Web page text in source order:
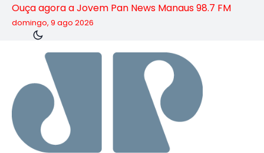
Ouça agora a Jovem Pan News Manaus 98.7 FM
domingo, 9 ago 2026